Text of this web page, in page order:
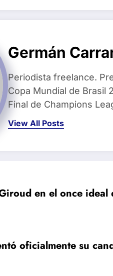
Germán
Periodista freelance.
Copa Mundial de Brasil
Final de Champions
View All Posts
en el once
oficialmente su